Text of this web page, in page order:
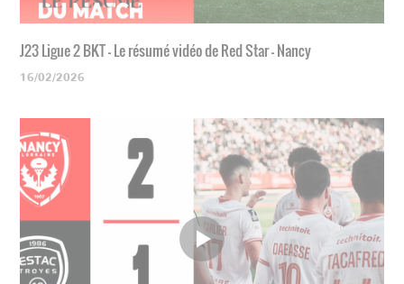
J23 Ligue 2 BKT - Le résumé vidéo de Red Star - Nancy
16/02/2026